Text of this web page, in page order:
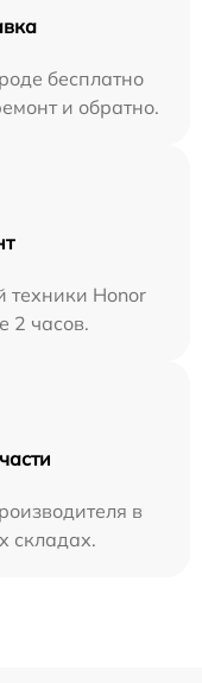
бесплатно
и обратно.
техники Honor
2 часов.
в
складах.